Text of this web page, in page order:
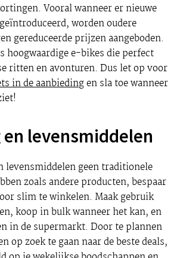
Vooral wanneer er nieuwe
worden oudere
gereduceerde prijzen aangeboden.
hoogwaardige e-bikes die perfect
ritten en avonturen. Dus let op voor
in de aanbiedingen sla toe wanneer
en levensmiddelen
levensmiddelen geen traditionele
zoals andere producten, bespaar
slim te winkelen. Maak gebruik
koop in bulk wanneer het kan, en
in de supermarkt. Door te plannen
op zoek te gaan naar de beste deals,